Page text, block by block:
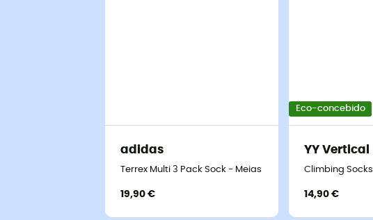
adidas
Terrex Multi 3 Pack Sock - Meias de caminhada
19,90 €
Eco-concebido
YY Vertical
Climbing Socks
14,90 €